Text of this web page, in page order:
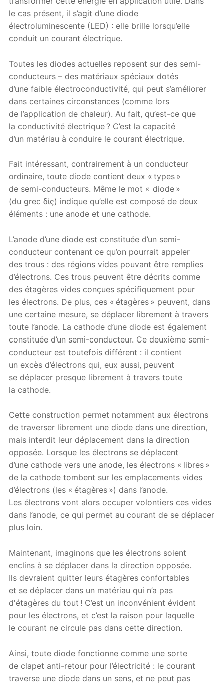
le cas présent, il s’agit d’une diode
électroluminescente (LED) : elle brille lorsqu’elle
conduit un courant électrique.
Toutes les diodes actuelles reposent sur des semi-
conducteurs – des matériaux spéciaux dotés
d’une faible électroconductivité, qui peut s’améliorer
dans certaines circonstances (comme lors
de l’application de chaleur). Au fait, qu’est-ce que
la conductivité électrique ? C’est la capacité
d’un matériau à conduire le courant électrique.
Fait intéressant, contrairement à un conducteur
ordinaire, toute diode contient deux « types »
de semi-conducteurs. Même le mot « diode »
(du grec δίς) indique qu’elle est composé de deux
éléments : une anode et une cathode.
L’anode d’une diode est constituée d’un semi-
conducteur contenant ce qu’on pourrait appeler
des trous : des régions vides pouvant être remplies
d’électrons. Ces trous peuvent être décrits comme
des étagères vides conçues spécifiquement pour
les électrons. De plus, ces « étagères » peuvent, dans
une certaine mesure, se déplacer librement à travers
toute l’anode. La cathode d’une diode est également
constituée d’un semi-conducteur. Ce deuxième semi-
conducteur est toutefois différent : il contient
un excès d’électrons qui, eux aussi, peuvent
se déplacer presque librement à travers toute
la cathode.
Cette construction permet notamment aux électrons
de traverser librement une diode dans une direction,
mais interdit leur déplacement dans la direction
opposée. Lorsque les électrons se déplacent
d’une cathode vers une anode, les électrons « libres »
de la cathode tombent sur les emplacements vides
d’électrons (les « étagères ») dans l’anode.
Les électrons vont alors occuper volontiers ces vides
dans l’anode, ce qui permet au courant de se déplacer
plus loin.
Maintenant, imaginons que les électrons soient
enclins à se déplacer dans la direction opposée.
Ils devraient quitter leurs étagères confortables
et se déplacer dans un matériau qui n’a pas
d'étagères du tout ! C’est un inconvénient évident
pour les électrons, et c’est la raison pour laquelle
le courant ne circule pas dans cette direction.
Ainsi, toute diode fonctionne comme une sorte
de clapet anti-retour pour l’électricité : le courant
traverse une diode dans un sens, et ne peut pas